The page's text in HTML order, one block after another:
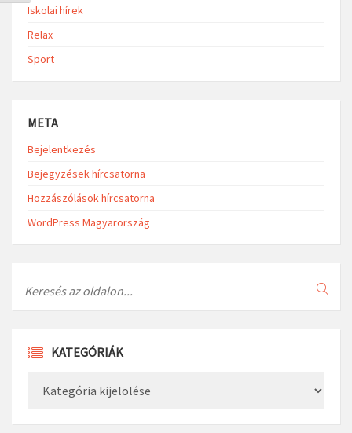
Iskolai hírek
Relax
Sport
META
Bejelentkezés
Bejegyzések hírcsatorna
Hozzászólások hírcsatorna
WordPress Magyarország
KATEGÓRIÁK